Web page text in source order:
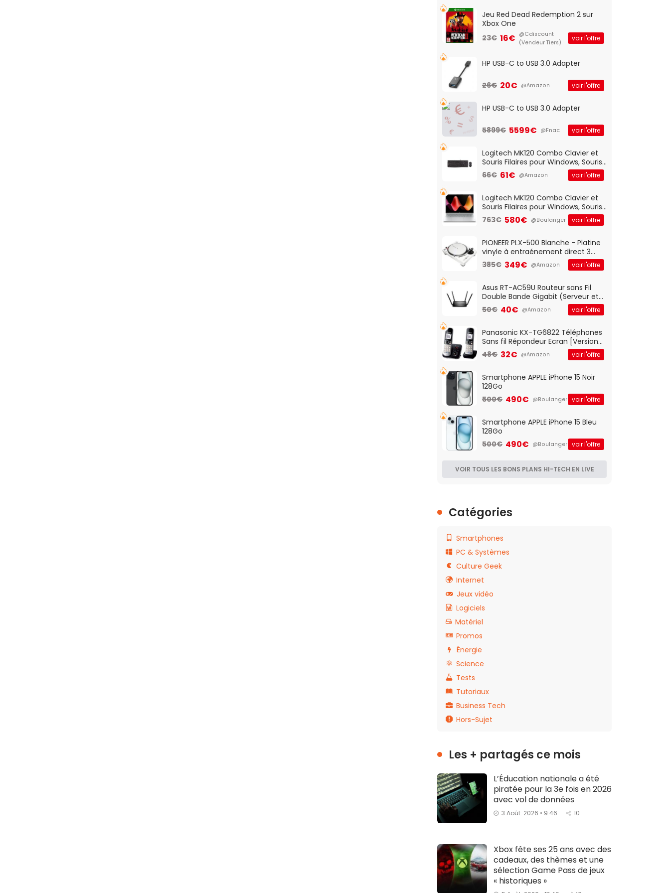
Jeu Red Dead Redemption 2 sur
Xbox One
23€ 16€ @Cdiscount
(Vendeur Tiers)
voir l'offre
HP USB-C to USB 3.0 Adapter
26€ 20€ @Amazon voir l'offre
HP USB-C to USB 3.0 Adapter
5899€ 5599€ @Fnac voir l'offre
Logitech MK120 Combo Clavier et
Souris Filaires pour Windows, Souris
Optique Filaire, Connexion USB Plug
And Play, Confortable, Taille
QWERTY UK - Noir
66€ 61€ @Amazon voir l'offre
Logitech MK120 Combo Clavier et
Souris Filaires pour Windows, Souris
Optique Filaire, Connexion USB Plug
And Play, Confortable, Taille
QWERTY UK - Noir
763€ 580€ @Boulanger voir l'offre
PIONEER PLX-500 Blanche - Platine
vinyle à entraénement direct 3
vitesses (33-45-78 trs/min) avec
pre-ampli intégré et port USB
385€ 349€ @Amazon voir l'offre
Asus RT-AC59U Routeur sans Fil
Double Bande Gigabit (Serveur et
Client VPN, Triple Vlan, Mode Point
d'accès et Bridge, contrôle
50€ 40€ @Amazon voir l'offre
Panasonic KX-TG6822 Téléphones
Sans fil Répondeur Ecran [Version
Française]
48€ 32€ @Amazon voir l'offre
Smartphone APPLE iPhone 15 Noir
128Go
500€ 490€ @Boulanger voir l'offre
Smartphone APPLE iPhone 15 Bleu
128Go
500€ 490€ @Boulanger voir l'offre
VOIR TOUS LES BONS PLANS HI-TECH EN LIVE
Catégories
Smartphones
PC & Systèmes
Culture Geek
Internet
Jeux vidéo
Logiciels
Matériel
Promos
Énergie
Science
Tests
Tutoriaux
Business Tech
Hors-Sujet
Les + partagés ce mois
L’Éducation nationale a été
piratée pour la 3e fois en 2026
avec vol de données
3 Août. 2026 • 9:46 10
Xbox fête ses 25 ans avec des
cadeaux, des thèmes et une
sélection Game Pass de jeux
« historiques »